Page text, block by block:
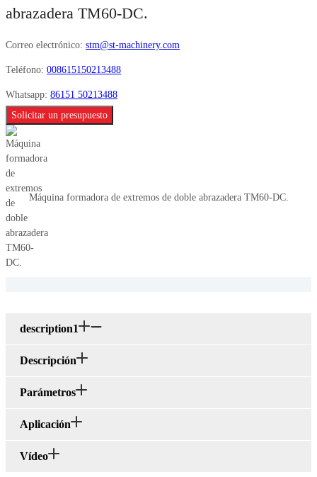
abrazadera TM60-DC.
Correo electrónico: stm@st-machinery.com
Teléfono: 008615150213488
Whatsapp: 86151 50213488
Solicitar un presupuesto
Máquina formadora de extremos de doble abrazadera TM60-DC.
description1
Descripción
Parámetros
Aplicación
Vídeo